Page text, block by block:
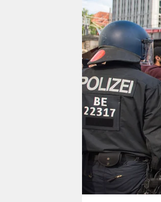
nord
wahrheit
verlag
verlag
veranstaltungen
shop
fragen & hilfe
unterstützen
abo
genossenschaft